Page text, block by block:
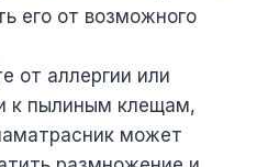
его от возможного
от аллергии или
к пылиным клещам,
может